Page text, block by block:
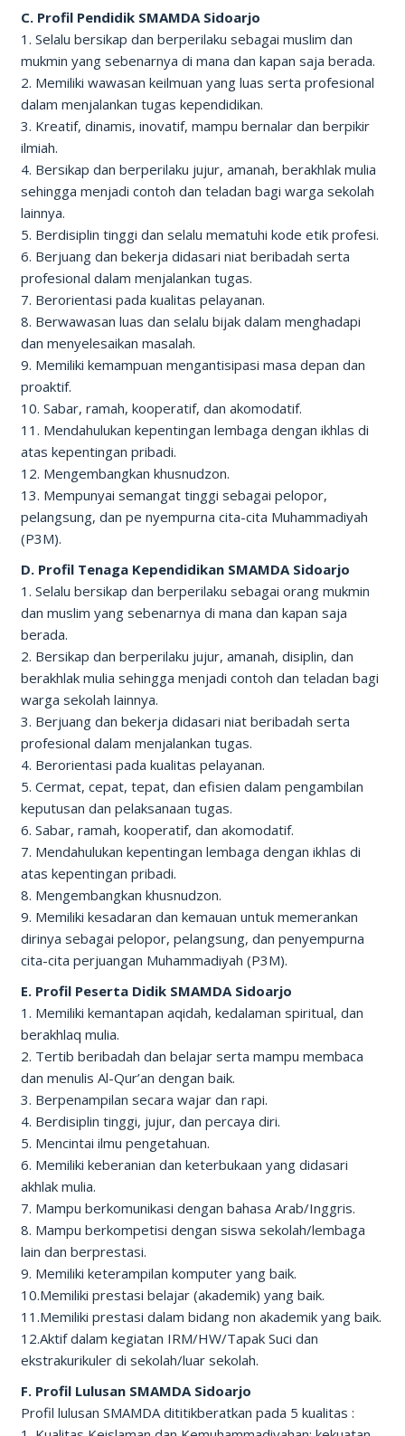
C. Profil Pendidik SMAMDA Sidoarjo
1. Selalu bersikap dan berperilaku sebagai muslim dan
mukmin yang sebenarnya di mana dan kapan saja berada.
2. Memiliki wawasan keilmuan yang luas serta profesional
dalam menjalankan tugas kependidikan.
3. Kreatif, dinamis, inovatif, mampu bernalar dan berpikir
ilmiah.
4. Bersikap dan berperilaku jujur, amanah, berakhlak mulia
sehingga menjadi contoh dan teladan bagi warga sekolah
lainnya.
5. Berdisiplin tinggi dan selalu mematuhi kode etik profesi.
6. Berjuang dan bekerja didasari niat beribadah serta
profesional dalam menjalankan tugas.
7. Berorientasi pada kualitas pelayanan.
8. Berwawasan luas dan selalu bijak dalam menghadapi
dan menyelesaikan masalah.
9. Memiliki kemampuan mengantisipasi masa depan dan
proaktif.
10. Sabar, ramah, kooperatif, dan akomodatif.
11. Mendahulukan kepentingan lembaga dengan ikhlas di
atas kepentingan pribadi.
12. Mengembangkan khusnudzon.
13. Mempunyai semangat tinggi sebagai pelopor,
pelangsung, dan pe nyempurna cita-cita Muhammadiyah
(P3M).
D. Profil Tenaga Kependidikan SMAMDA Sidoarjo
1. Selalu bersikap dan berperilaku sebagai orang mukmin
dan muslim yang sebenarnya di mana dan kapan saja
berada.
2. Bersikap dan berperilaku jujur, amanah, disiplin, dan
berakhlak mulia sehingga menjadi contoh dan teladan bagi
warga sekolah lainnya.
3. Berjuang dan bekerja didasari niat beribadah serta
profesional dalam menjalankan tugas.
4. Berorientasi pada kualitas pelayanan.
5. Cermat, cepat, tepat, dan efisien dalam pengambilan
keputusan dan pelaksanaan tugas.
6. Sabar, ramah, kooperatif, dan akomodatif.
7. Mendahulukan kepentingan lembaga dengan ikhlas di
atas kepentingan pribadi.
8. Mengembangkan khusnudzon.
9. Memiliki kesadaran dan kemauan untuk memerankan
dirinya sebagai pelopor, pelangsung, dan penyempurna
cita-cita perjuangan Muhammadiyah (P3M).
E. Profil Peserta Didik SMAMDA Sidoarjo
1. Memiliki kemantapan aqidah, kedalaman spiritual, dan
berakhlaq mulia.
2. Tertib beribadah dan belajar serta mampu membaca
dan menulis Al-Qur’an dengan baik.
3. Berpenampilan secara wajar dan rapi.
4. Berdisiplin tinggi, jujur, dan percaya diri.
5. Mencintai ilmu pengetahuan.
6. Memiliki keberanian dan keterbukaan yang didasari
akhlak mulia.
7. Mampu berkomunikasi dengan bahasa Arab/Inggris.
8. Mampu berkompetisi dengan siswa sekolah/lembaga
lain dan berprestasi.
9. Memiliki keterampilan komputer yang baik.
10.Memiliki prestasi belajar (akademik) yang baik.
11.Memiliki prestasi dalam bidang non akademik yang baik.
12.Aktif dalam kegiatan IRM/HW/Tapak Suci dan
ekstrakurikuler di sekolah/luar sekolah.
F. Profil Lulusan SMAMDA Sidoarjo
Profil lulusan SMAMDA dititikberatkan pada 5 kualitas :